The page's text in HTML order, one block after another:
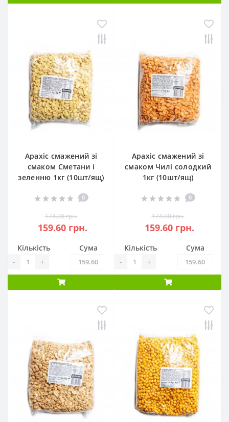
Арахіс смажений зі
смаком Сметани і
зеленню 1кг (10шт/ящ)
0
174.00 грн.
159.60 грн.
Кількість
- +
Сума
Арахіс смажений зі
смаком Чилі солодкий
1кг (10шт/ящ)
0
174.00 грн.
159.60 грн.
Кількість
- +
Сума